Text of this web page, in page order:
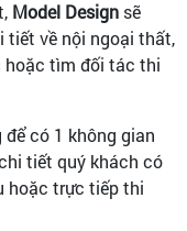
Model Design sẽ
tiết về nội ngoại thất,
hoặc tìm đối tác thi
có 1 không gian
tiết quý khách có
hoặc trực tiếp thi